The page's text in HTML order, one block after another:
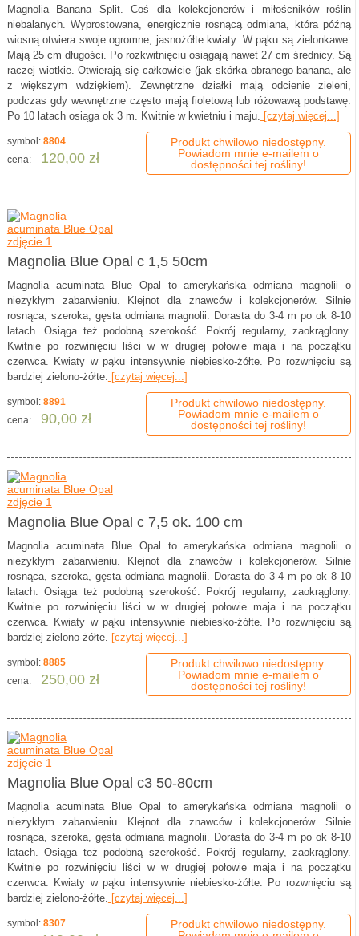
Magnolia Banana Split. Coś dla kolekcjonerów i miłoścników roślin
niebalanych. Wyprostowana, energicznie rosnącą odmiana, która późną
wiosną otwiera swoje ogromne, jasnożółte kwiaty. W pąku są zielonkawe.
Mają 25 cm długości. Po rozkwitnięciu osiągają nawet 27 cm średnicy. Są
raczej wiotkie. Otwierają się całkowicie (jak skórka obranego banana, ale
z większym wdziękiem). Zewnętrzne działki mają odcienie zieleni,
podczas gdy wewnętrzne często mają fioletową lub różowawą podstawę.
Po 10 latach osiąga ok 3 m. Kwitnie w kwietniu i maju. [czytaj więcej...]
symbol: 8804
cena:
120,00 zł
Produkt chwilowo niedostępny.
Powiadom mnie e-mailem o
dostępności tej rośliny!
Magnolia Blue Opal c 1,5 50cm
Magnolia acuminata Blue Opal to amerykańska odmiana magnolii o
niezykłym zabarwieniu. Klejnot dla znawców i kolekcjonerów. Silnie
rosnąca, szeroka, gęsta odmiana magnolii. Dorasta do 3-4 m po ok 8-10
latach. Osiąga też podobną szerokość. Pokrój regularny, zaokrąglony.
Kwitnie po rozwinięciu liści w w drugiej połowie maja i na początku
czerwca. Kwiaty w pąku intensywnie niebiesko-żółte. Po rozwnięciu są
bardziej zielono-żółte. [czytaj więcej...]
symbol: 8891
cena:
90,00 zł
Produkt chwilowo niedostępny.
Powiadom mnie e-mailem o
dostępności tej rośliny!
Magnolia Blue Opal c 7,5 ok. 100 cm
Magnolia acuminata Blue Opal to amerykańska odmiana magnolii o
niezykłym zabarwieniu. Klejnot dla znawców i kolekcjonerów. Silnie
rosnąca, szeroka, gęsta odmiana magnolii. Dorasta do 3-4 m po ok 8-10
latach. Osiąga też podobną szerokość. Pokrój regularny, zaokrąglony.
Kwitnie po rozwinięciu liści w w drugiej połowie maja i na początku
czerwca. Kwiaty w pąku intensywnie niebiesko-żółte. Po rozwnięciu są
bardziej zielono-żółte. [czytaj więcej...]
symbol: 8885
cena:
250,00 zł
Produkt chwilowo niedostępny.
Powiadom mnie e-mailem o
dostępności tej rośliny!
Magnolia Blue Opal c3 50-80cm
Magnolia acuminata Blue Opal to amerykańska odmiana magnolii o
niezykłym zabarwieniu. Klejnot dla znawców i kolekcjonerów. Silnie
rosnąca, szeroka, gęsta odmiana magnolii. Dorasta do 3-4 m po ok 8-10
latach. Osiąga też podobną szerokość. Pokrój regularny, zaokrąglony.
Kwitnie po rozwinięciu liści w w drugiej połowie maja i na początku
czerwca. Kwiaty w pąku intensywnie niebiesko-żółte. Po rozwnięciu są
bardziej zielono-żółte. [czytaj więcej...]
symbol: 8307
Produkt chwilowo niedostępny.